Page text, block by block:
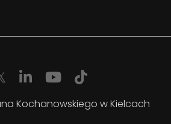
Kochanowskiego w Kielcach